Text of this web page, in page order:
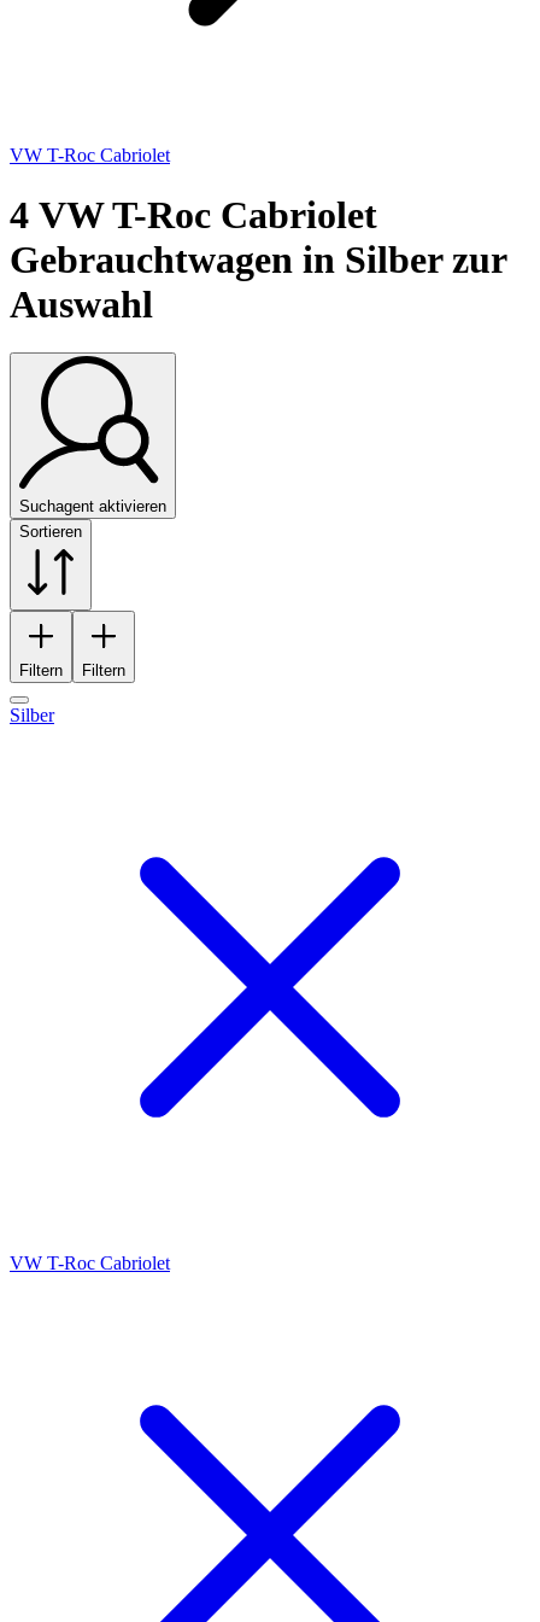
VW T-Roc Cabriolet
4 VW T-Roc Cabriolet
Gebrauchtwagen in Silber zur
Auswahl
Suchagent aktivieren
Sortieren
Filtern Filtern
Silber
VW T-Roc Cabriolet